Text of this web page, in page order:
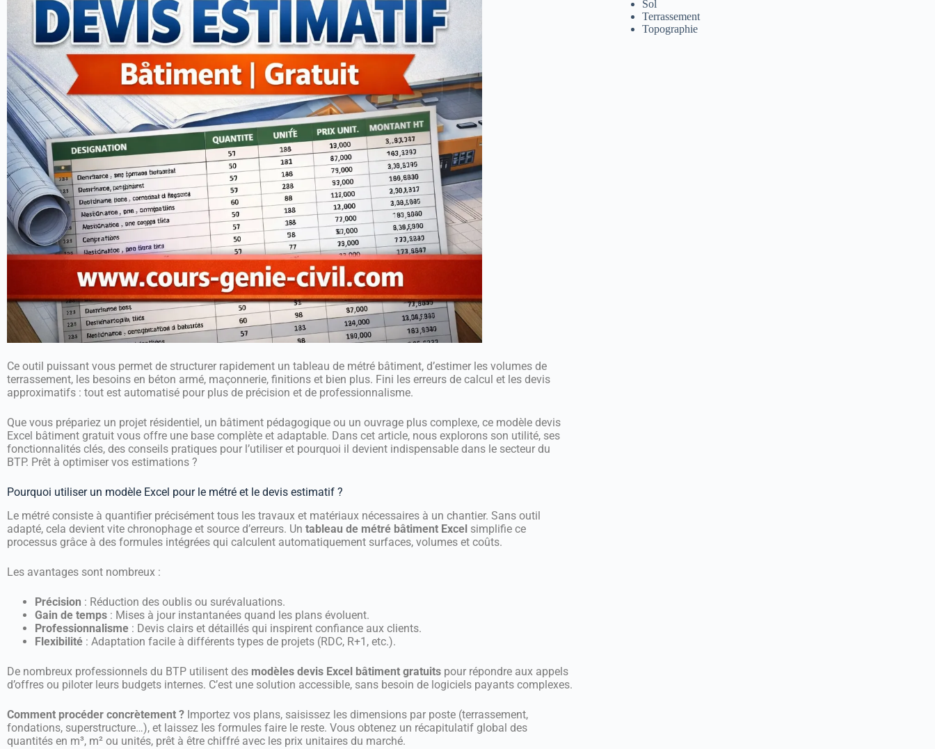
Ce outil puissant vous permet de structurer rapidement un tableau de métré bâtiment, d’estimer les volumes de
terrassement, les besoins en béton armé, maçonnerie, finitions et bien plus. Fini les erreurs de calcul et les devis
approximatifs : tout est automatisé pour plus de précision et de professionnalisme.
Que vous prépariez un projet résidentiel, un bâtiment pédagogique ou un ouvrage plus complexe, ce modèle devis
Excel bâtiment gratuit vous offre une base complète et adaptable. Dans cet article, nous explorons son utilité, ses
fonctionnalités clés, des conseils pratiques pour l’utiliser et pourquoi il devient indispensable dans le secteur du
BTP. Prêt à optimiser vos estimations ?
Pourquoi utiliser un modèle Excel pour le métré et le devis estimatif ?
Le métré consiste à quantifier précisément tous les travaux et matériaux nécessaires à un chantier. Sans outil
adapté, cela devient vite chronophage et source d’erreurs. Un tableau de métré bâtiment Excel simplifie ce
processus grâce à des formules intégrées qui calculent automatiquement surfaces, volumes et coûts.
Les avantages sont nombreux :
Précision : Réduction des oublis ou surévaluations.
Gain de temps : Mises à jour instantanées quand les plans évoluent.
Professionnalisme : Devis clairs et détaillés qui inspirent confiance aux clients.
Flexibilité : Adaptation facile à différents types de projets (RDC, R+1, etc.).
De nombreux professionnels du BTP utilisent des modèles devis Excel bâtiment gratuits pour répondre aux appels
d’offres ou piloter leurs budgets internes. C’est une solution accessible, sans besoin de logiciels payants complexes.
Comment procéder concrètement ? Importez vos plans, saisissez les dimensions par poste (terrassement,
fondations, superstructure…), et laissez les formules faire le reste. Vous obtenez un récapitulatif global des
quantités en m³, m² ou unités, prêt à être chiffré avec les prix unitaires du marché.
Sol
Terrassement
Topographie